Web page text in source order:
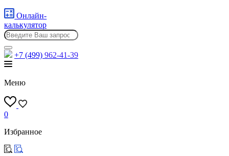
Онлайн-
калькулятор
+7 (499) 962-41-39
Меню
0
Избранное